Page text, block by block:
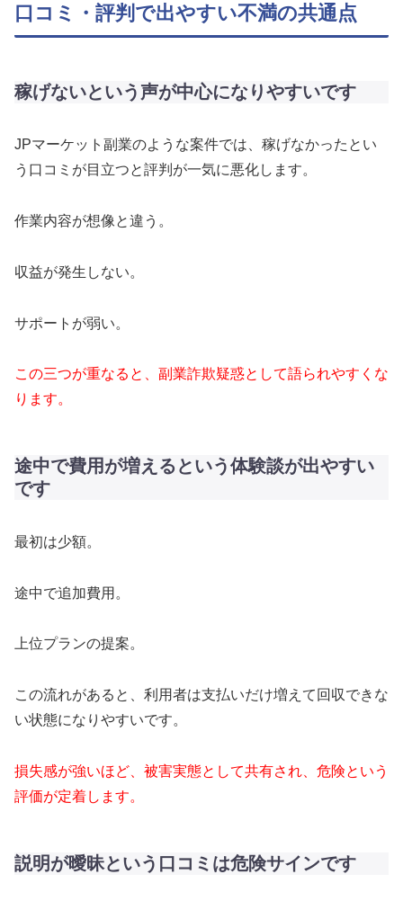
口コミ・評判で出やすい不満の共通点
稼げないという声が中心になりやすいです
JPマーケット副業のような案件では、稼げなかったとい
う口コミが目立つと評判が一気に悪化します。
作業内容が想像と違う。
収益が発生しない。
サポートが弱い。
この三つが重なると、副業詐欺疑惑として語られやすくな
ります。
途中で費用が増えるという体験談が出やすい
です
最初は少額。
途中で追加費用。
上位プランの提案。
この流れがあると、利用者は支払いだけ増えて回収できな
い状態になりやすいです。
損失感が強いほど、被害実態として共有され、危険という
評価が定着します。
説明が曖昧という口コミは危険サインです